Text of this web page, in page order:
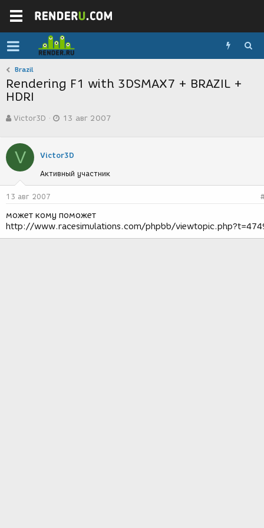
Brazil
Rendering F1 with 3DSMAX7 + BRAZIL +
HDRI
в
о
р
е
м
ы
Victor3D
а
с
з
д
и
я
13 авг 2007
V Victor3D
Активный участник
13 авг 2007
может кому поможет
http://www.racesimulations.com/phpbb/